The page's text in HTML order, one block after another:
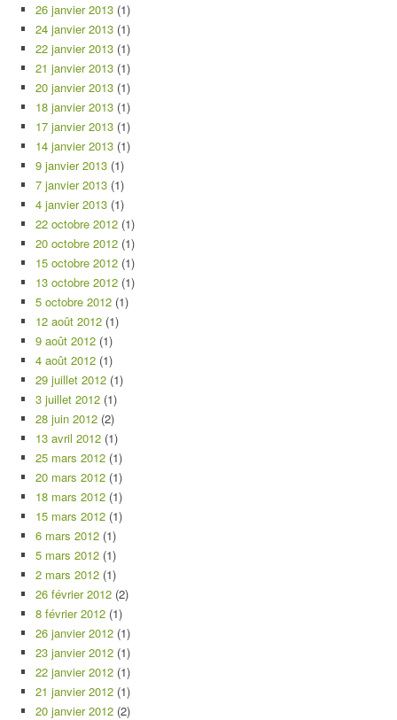
26 janvier 2013 (1)
24 janvier 2013 (1)
22 janvier 2013 (1)
21 janvier 2013 (1)
20 janvier 2013 (1)
18 janvier 2013 (1)
17 janvier 2013 (1)
14 janvier 2013 (1)
9 janvier 2013 (1)
7 janvier 2013 (1)
4 janvier 2013 (1)
22 octobre 2012 (1)
20 octobre 2012 (1)
15 octobre 2012 (1)
13 octobre 2012 (1)
5 octobre 2012 (1)
12 août 2012 (1)
9 août 2012 (1)
4 août 2012 (1)
29 juillet 2012 (1)
3 juillet 2012 (1)
28 juin 2012 (2)
13 avril 2012 (1)
25 mars 2012 (1)
20 mars 2012 (1)
18 mars 2012 (1)
15 mars 2012 (1)
6 mars 2012 (1)
5 mars 2012 (1)
2 mars 2012 (1)
26 février 2012 (2)
8 février 2012 (1)
26 janvier 2012 (1)
23 janvier 2012 (1)
22 janvier 2012 (1)
21 janvier 2012 (1)
20 janvier 2012 (2)